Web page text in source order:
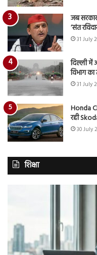
जब
‘संत
31 July
दिल्ली में
विभाग
31 July
Honda
रही
30 July
शिक्षा